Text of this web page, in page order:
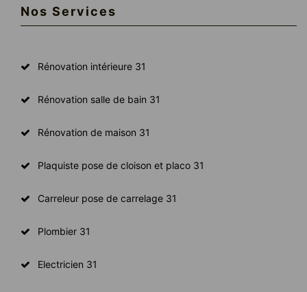
Nos Services
Rénovation intérieure 31
Rénovation salle de bain 31
Rénovation de maison 31
Plaquiste pose de cloison et placo 31
Carreleur pose de carrelage 31
Plombier 31
Electricien 31